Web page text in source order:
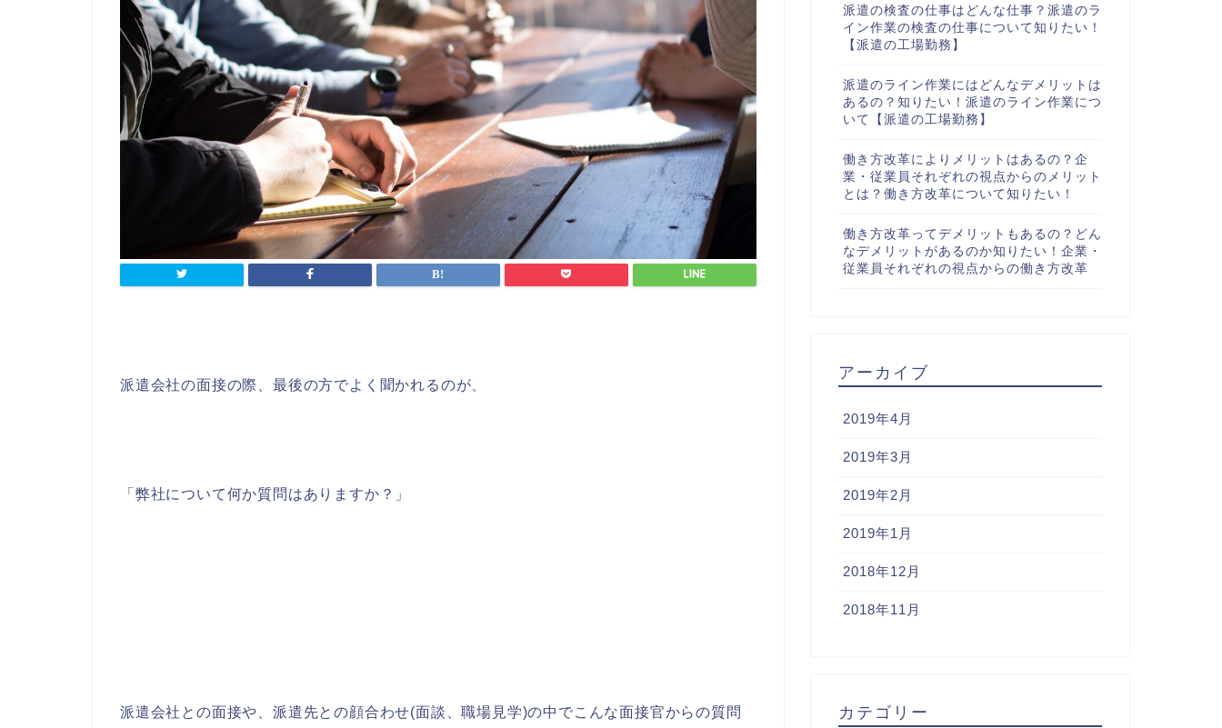
派遣会社の面接の際、最後の方でよく聞かれるのが、
「弊社について何か質問はありますか？」
派遣会社との面接や、派遣先との顔合わせ(面談、職場見学)の中でこんな面接官からの質問
派遣の検査の仕事はどんな仕事？派遣のラ
イン作業の検査の仕事について知りたい！
【派遣の工場勤務】
派遣のライン作業にはどんなデメリットは
あるの？知りたい！派遣のライン作業につ
いて【派遣の工場勤務】
働き方改革によりメリットはあるの？企
業・従業員それぞれの視点からのメリット
とは？働き方改革について知りたい！
働き方改革ってデメリットもあるの？どん
なデメリットがあるのか知りたい！企業・
従業員それぞれの視点からの働き方改革
アーカイブ
2019年4月
2019年3月
2019年2月
2019年1月
2018年12月
2018年11月
カテゴリー